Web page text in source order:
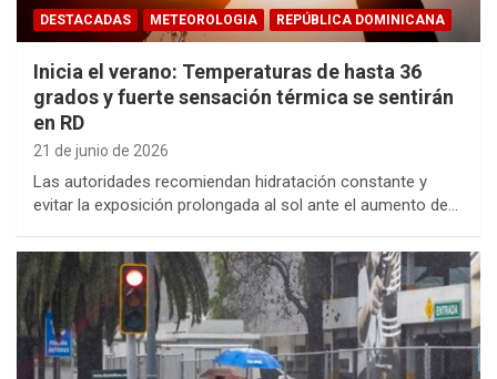
DESTACADAS METEOROLOGIA REPÚBLICA DOMINICANA
Inicia el verano: Temperaturas de hasta 36
grados y fuerte sensación térmica se sentirán
en RD
21 de junio de 2026
Las autoridades recomiendan hidratación constante y
evitar la exposición prolongada al sol ante el aumento de…